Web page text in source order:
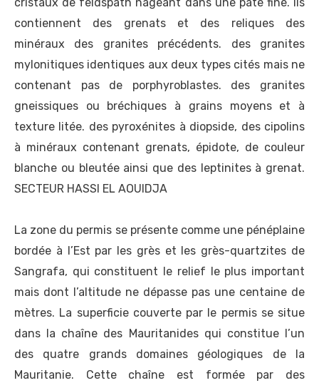
contiennent des grenats et des reliques des
minéraux des granites précédents. des granites
mylonitiques identiques aux deux types cités mais ne
contenant pas de porphyroblastes. des granites
gneissiques ou bréchiques à grains moyens et à
texture litée. des pyroxénites à diopside, des cipolins
à minéraux contenant grenats, épidote, de couleur
blanche ou bleutée ainsi que des leptinites à grenat.
SECTEUR HASSI EL AOUIDJA
La zone du permis se présente comme une pénéplaine
bordée à l’Est par les grès et les grès-quartzites de
Sangrafa, qui constituent le relief le plus important
mais dont l’altitude ne dépasse pas une centaine de
mètres. La superficie couverte par le permis se situe
dans la chaîne des Mauritanides qui constitue l’un
des quatre grands domaines géologiques de la
Mauritanie. Cette chaîne est formée par des